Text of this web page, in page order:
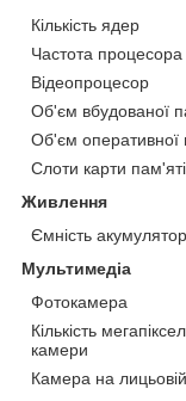
Кількість ядер
Частота процесора
Відеопроцесор
Об'єм вбудованої
Об'єм оперативної
Слоти карти пам'яті
Живлення
Ємність
Мультимедіа
Фотокамера
Кількість
камери
Камера на